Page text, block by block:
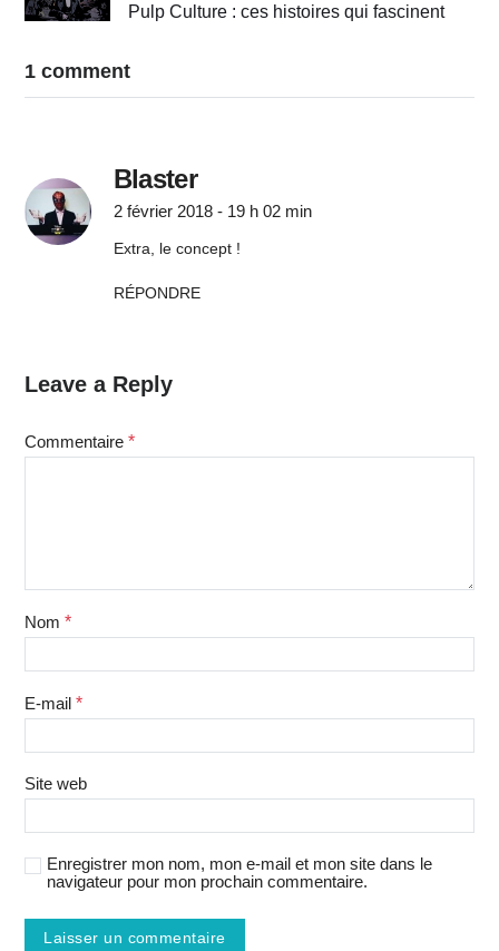
Pulp Culture : ces histoires qui fascinent
1 comment
Blaster
2 février 2018 - 19 h 02 min
Extra, le concept !
RÉPONDRE
Leave a Reply
Commentaire *
Nom *
E-mail *
Site web
Enregistrer mon nom, mon e-mail et mon site dans le
navigateur pour mon prochain commentaire.